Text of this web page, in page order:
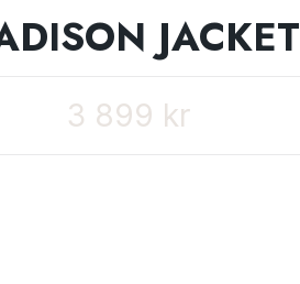
JACKET
3 899 kr